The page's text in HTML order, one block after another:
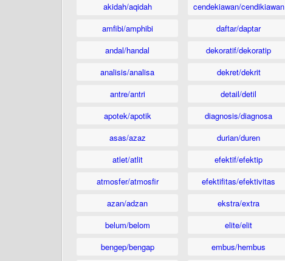
akidah/aqidah
amfibi/amphibi
andal/handal
analisis/analisa
antre/antri
apotek/apotik
asas/azaz
atlet/atlit
atmosfer/atmosfir
azan/adzan
belum/belom
bengep/bengap
cendekiawan/cendikiawan
daftar/daptar
dekoratif/dekoratip
dekret/dekrit
detail/detil
diagnosis/diagnosa
durian/duren
efektif/efektip
efektifitas/efektivitas
ekstra/extra
elite/elit
embus/hembus